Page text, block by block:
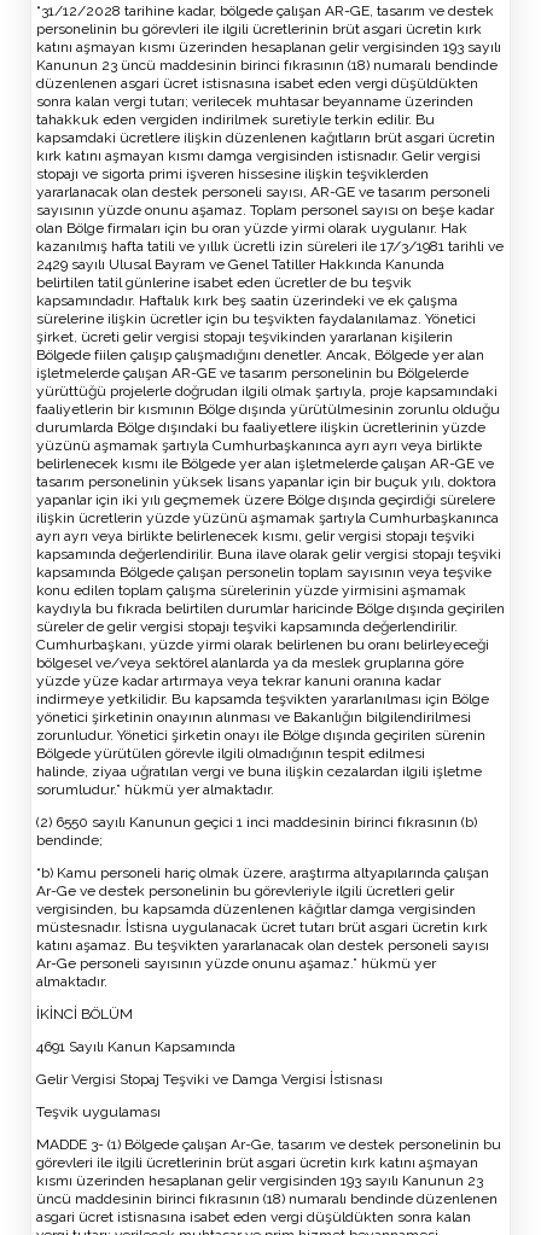
“31/12/2028 tarihine kadar, bölgede çalışan AR-GE, tasarım ve destek
personelinin bu görevleri ile ilgili ücretlerinin brüt asgari ücretin kırk
katını aşmayan kısmı üzerinden hesaplanan gelir vergisinden 193 sayılı
Kanunun 23 üncü maddesinin birinci fıkrasının (18) numaralı bendinde
düzenlenen asgari ücret istisnasına isabet eden vergi düşüldükten
sonra kalan vergi tutarı; verilecek muhtasar beyanname üzerinden
tahakkuk eden vergiden indirilmek suretiyle terkin edilir. Bu
kapsamdaki ücretlere ilişkin düzenlenen kağıtların brüt asgari ücretin
kırk katını aşmayan kısmı damga vergisinden istisnadır. Gelir vergisi
stopajı ve sigorta primi işveren hissesine ilişkin teşviklerden
yararlanacak olan destek personeli sayısı, AR-GE ve tasarım personeli
sayısının yüzde onunu aşamaz. Toplam personel sayısı on beşe kadar
olan Bölge firmaları için bu oran yüzde yirmi olarak uygulanır. Hak
kazanılmış hafta tatili ve yıllık ücretli izin süreleri ile 17/3/1981 tarihli ve
2429 sayılı Ulusal Bayram ve Genel Tatiller Hakkında Kanunda
belirtilen tatil günlerine isabet eden ücretler de bu teşvik
kapsamındadır. Haftalık kırk beş saatin üzerindeki ve ek çalışma
sürelerine ilişkin ücretler için bu teşvikten faydalanılamaz. Yönetici
şirket, ücreti gelir vergisi stopajı teşvikinden yararlanan kişilerin
Bölgede fiilen çalışıp çalışmadığını denetler. Ancak, Bölgede yer alan
işletmelerde çalışan AR-GE ve tasarım personelinin bu Bölgelerde
yürüttüğü projelerle doğrudan ilgili olmak şartıyla, proje kapsamındaki
faaliyetlerin bir kısmının Bölge dışında yürütülmesinin zorunlu olduğu
durumlarda Bölge dışındaki bu faaliyetlere ilişkin ücretlerinin yüzde
yüzünü aşmamak şartıyla Cumhurbaşkanınca ayrı ayrı veya birlikte
belirlenecek kısmı ile Bölgede yer alan işletmelerde çalışan AR-GE ve
tasarım personelinin yüksek lisans yapanlar için bir buçuk yılı, doktora
yapanlar için iki yılı geçmemek üzere Bölge dışında geçirdiği sürelere
ilişkin ücretlerin yüzde yüzünü aşmamak şartıyla Cumhurbaşkanınca
ayrı ayrı veya birlikte belirlenecek kısmı, gelir vergisi stopajı teşviki
kapsamında değerlendirilir. Buna ilave olarak gelir vergisi stopajı teşviki
kapsamında Bölgede çalışan personelin toplam sayısının veya teşvike
konu edilen toplam çalışma sürelerinin yüzde yirmisini aşmamak
kaydıyla bu fıkrada belirtilen durumlar haricinde Bölge dışında geçirilen
süreler de gelir vergisi stopajı teşviki kapsamında değerlendirilir.
Cumhurbaşkanı, yüzde yirmi olarak belirlenen bu oranı belirleyeceği
bölgesel ve/veya sektörel alanlarda ya da meslek gruplarına göre
yüzde yüze kadar artırmaya veya tekrar kanuni oranına kadar
indirmeye yetkilidir. Bu kapsamda teşvikten yararlanılması için Bölge
yönetici şirketinin onayının alınması ve Bakanlığın bilgilendirilmesi
zorunludur. Yönetici şirketin onayı ile Bölge dışında geçirilen sürenin
Bölgede yürütülen görevle ilgili olmadığının tespit edilmesi
halinde, ziyaa uğratılan vergi ve buna ilişkin cezalardan ilgili işletme
sorumludur.” hükmü yer almaktadır.
(2) 6550 sayılı Kanunun geçici 1 inci maddesinin birinci fıkrasının (b)
bendinde;
“b) Kamu personeli hariç olmak üzere, araştırma altyapılarında çalışan
Ar-Ge ve destek personelinin bu görevleriyle ilgili ücretleri gelir
vergisinden, bu kapsamda düzenlenen kâğıtlar damga vergisinden
müstesnadır. İstisna uygulanacak ücret tutarı brüt asgari ücretin kırk
katını aşamaz. Bu teşvikten yararlanacak olan destek personeli sayısı
Ar-Ge personeli sayısının yüzde onunu aşamaz.” hükmü yer
almaktadır.
İKİNCİ BÖLÜM
4691 Sayılı Kanun Kapsamında
Gelir Vergisi Stopaj Teşviki ve Damga Vergisi İstisnası
Teşvik uygulaması
MADDE 3- (1) Bölgede çalışan Ar-Ge, tasarım ve destek personelinin bu
görevleri ile ilgili ücretlerinin brüt asgari ücretin kırk katını aşmayan
kısmı üzerinden hesaplanan gelir vergisinden 193 sayılı Kanunun 23
üncü maddesinin birinci fıkrasının (18) numaralı bendinde düzenlenen
asgari ücret istisnasına isabet eden vergi düşüldükten sonra kalan